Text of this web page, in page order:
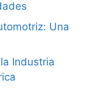
Una
Industria